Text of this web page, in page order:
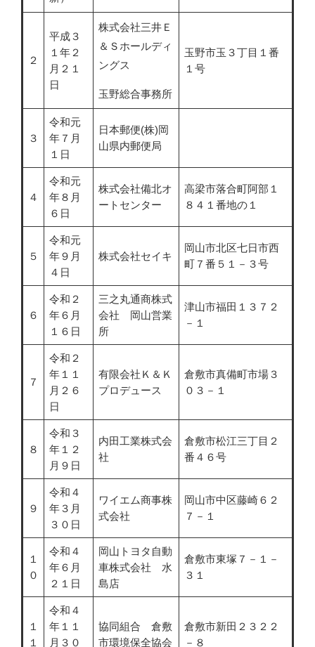
２
平成３
１年２
月２１
日
株式会社三井Ｅ
＆Ｓホールディ
ングス
玉野総合事務所
玉野市玉３丁目１番
１号
３
令和元
年７月
１日
日本郵便(株)岡
山県内郵便局
４
令和元
年８月
６日
株式会社備北オ
ートセンター
高梁市落合町阿部１
８４１番地の１
５
令和元
年９月
４日
株式会社セイキ
岡山市北区七日市西
町７番５１－３号
６
令和２
年６月
１６日
三之丸通商株式
会社 岡山営業
所
津山市福田１３７２
－１
７
令和２
年１１
月２６
日
有限会社Ｋ＆Ｋ
プロデュース
倉敷市真備町市場３
０３－１
８
令和３
年１２
月９日
内田工業株式会
社
倉敷市松江三丁目２
番４６号
９
令和４
年３月
３０日
ワイエム商事株
式会社
岡山市中区藤崎６２
７－１
１
０
令和４
年６月
２１日
岡山トヨタ自動
車株式会社 水
島店
倉敷市東塚７－１－
３１
１
１
令和４
年１１
月３０
協同組合 倉敷
市環境保全協会
倉敷市新田２３２２
－８